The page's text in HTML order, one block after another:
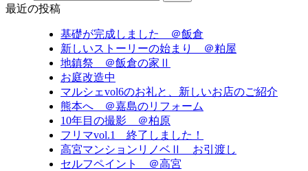
最近の投稿
基礎が完成しました ＠飯倉
新しいストーリーの始まり ＠粕屋
地鎮祭 ＠飯倉の家Ⅱ
お庭改造中
マルシェvol6のお礼と、新しいお店のご紹介
熊本へ ＠嘉島のリフォーム
10年目の撮影 ＠柏原
フリマvol.1 終了しました！
高宮マンションリノベⅡ お引渡し
セルフペイント ＠高宮